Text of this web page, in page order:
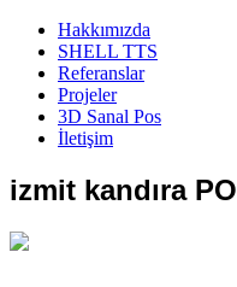
Hakkımızda
SHELL TTS
Referanslar
Projeler
3D Sanal Pos
İletişim
izmit kandıra PO